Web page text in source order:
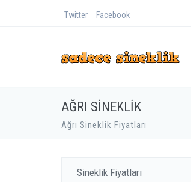
Twitter Facebook
AĞRI SINEKLIK
Ağrı Sineklik Fiyatları
Sineklik Fiyatları